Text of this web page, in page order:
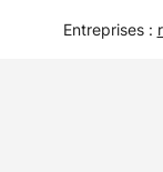
Entreprises :